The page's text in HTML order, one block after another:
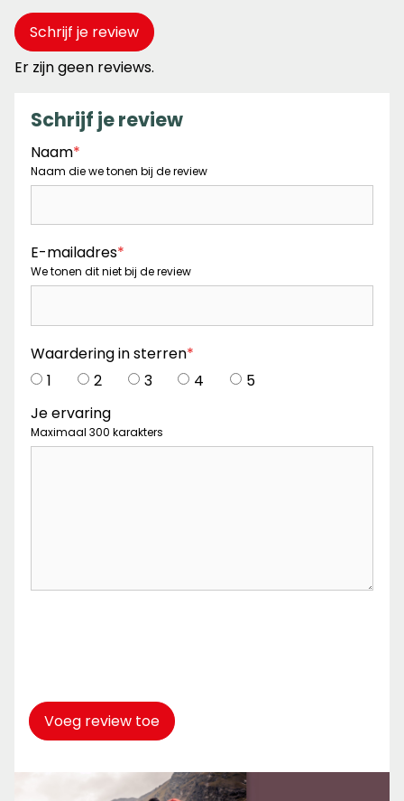
Schrijf je review
Er zijn geen reviews.
Schrijf je review
Naam*
Naam die we tonen bij de review
E-mailadres*
We tonen dit niet bij de review
Waardering in sterren*
1
2 3 4
5
Je ervaring
Maximaal 300 karakters
Voeg review toe